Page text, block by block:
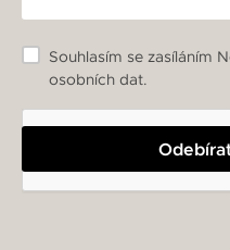
Souhlasím se zasíláním
osobních dat.